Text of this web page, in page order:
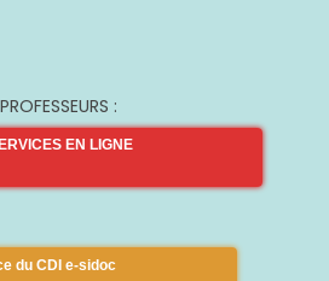
:
EN LIGNE
du CDI e-sidoc